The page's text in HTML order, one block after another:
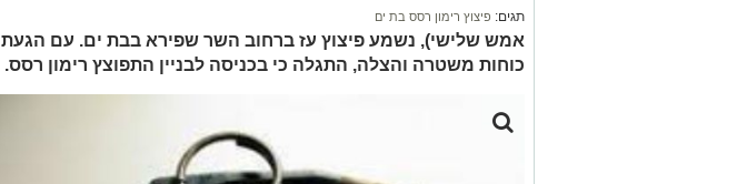
תגים: פיצוץ רימון רסס בת ים
אמש שלישי), נשמע פיצוץ עז ברחוב השר שפירא בבת ים. עם הגעת
כוחות משטרה והצלה, התגלה כי בכניסה לבניין התפוצץ רימון רסס.